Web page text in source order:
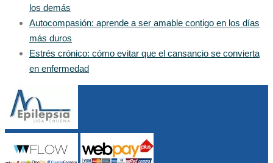
los demás
Autocompasión: aprende a ser amable contigo en los días
más duros
Estrés crónico: cómo evitar que el cansancio se convierta
en enfermedad